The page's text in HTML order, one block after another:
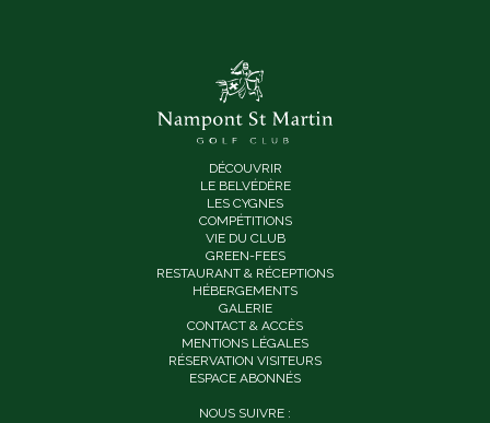
DÉCOUVRIR
LE BELVÉDÈRE
LES CYGNES
COMPÉTITIONS
VIE DU CLUB
GREEN-FEES
RESTAURANT & RÉCEPTIONS
HÉBERGEMENTS
GALERIE
CONTACT & ACCÈS
MENTIONS LÉGALES
RÉSERVATION VISITEURS
ESPACE ABONNÉS
NOUS SUIVRE :